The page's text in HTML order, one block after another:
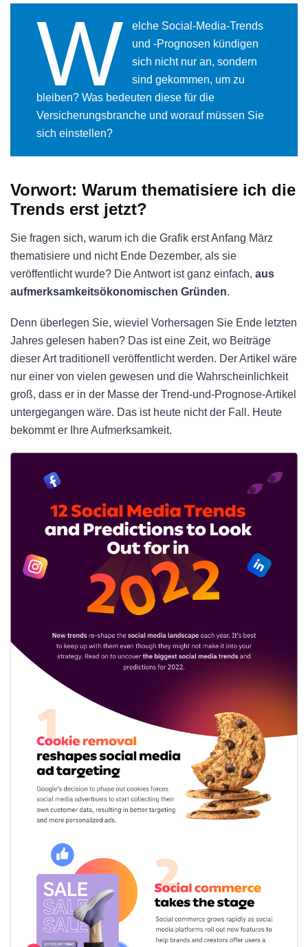
W
elche Social-Media-Trends
und -Prognosen kündigen
sich nicht nur an, sondern
sind gekommen, um zu
bleiben? Was bedeuten diese für die
Versicherungsbranche und worauf müssen Sie
sich einstellen?
Vorwort: Warum thematisiere ich die
Trends erst jetzt?
Sie fragen sich, warum ich die Grafik erst Anfang März
thematisiere und nicht Ende Dezember, als sie
veröffentlicht wurde? Die Antwort ist ganz einfach, aus
aufmerksamkeitsökonomischen Gründen.
Denn überlegen Sie, wieviel Vorhersagen Sie Ende letzten
Jahres gelesen haben? Das ist eine Zeit, wo Beiträge
dieser Art traditionell veröffentlicht werden. Der Artikel wäre
nur einer von vielen gewesen und die Wahrscheinlichkeit
groß, dass er in der Masse der Trend-und-Prognose-Artikel
untergegangen wäre. Das ist heute nicht der Fall. Heute
bekommt er Ihre Aufmerksamkeit.